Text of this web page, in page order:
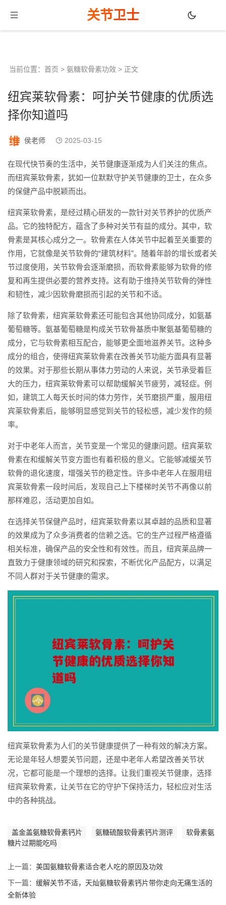
关节卫士
当前位置： 首页 > 氨糖软骨素功效 > 正文
纽宾莱软骨素：呵护关节健康的优质选
择你知道吗
侯老师 2025-03-15
在现代快节奏的生活中，关节健康逐渐成为人们关注的焦点。
而纽宾莱软骨素，犹如一位默默守护关节健康的卫士，在众多
的保健产品中脱颖而出。
纽宾莱软骨素，是经过精心研发的一款针对关节养护的优质产
品。它的独特配方，蕴含了多种对关节有益的成分。其中，软
骨素是其核心成分之一。软骨素在人体关节中起着至关重要的
作用，它就像是关节软骨的“建筑材料”。随着年龄的增长或者关
节过度使用，关节软骨会逐渐磨损，而软骨素能够为软骨的修
复和再生提供必要的营养支持。这有助于维持关节软骨的弹性
和韧性，减少因软骨磨损而引起的关节和不适。
除了软骨素，纽宾莱软骨素还可能包含其他协同成分，如氨基
葡萄糖等。氨基葡萄糖是构成关节软骨基质中聚氨基葡萄糖的
成分，它与软骨素相互配合，能够更全面地滋养关节。这种多
成分的组合，使得纽宾莱软骨素在改善关节功能方面具有显著
的效果。对于那些长期从事体力劳动的人来说，关节承受着巨
大的压力，纽宾莱软骨素可以帮助缓解关节疲劳，减轻症。例
如，建筑工人每天长时间的体力劳作，关节磨损严重，服用纽
宾莱软骨素后，能够明显感觉到关节的轻松感，减少发作的频
率。
对于中老年人而言，关节变是一个常见的健康问题。纽宾莱软
骨素在和缓解关节变方面也有着积极的意义。它能够减缓关节
软骨的退化速度，增强关节的稳定性。许多中老年人在服用纽
宾莱软骨素一段时间后，发现自己上下楼梯时关节不再像以前
那样难忍，活动更加自如。
在选择关节保健产品时，纽宾莱软骨素以其卓越的品质和显著
的效果成为了众多消费者的信赖之选。它的生产过程严格遵循
相关标准，确保产品的安全性和有效性。而且，纽宾莱品牌一
直致力于健康领域的研究和探索，不断优化产品配方，以满足
不同人群对于关节健康的需求。
纽宾莱软骨素为人们的关节健康提供了一种有效的解决方案。
无论是年轻人想要关节问题，还是中老年人希望改善关节状
况，它都可能是一个理想的选择。让我们重视关节健康，选择
纽宾莱软骨素，让关节在它的守护下保持活力，轻松应对生活
中的各种挑战。
盖金盖氨糖软骨素钙片 氨糖硫酸软骨素钙片测评
软骨素氨
糖片过期能吃吗
上一篇： 美国氨糖软骨素适合老人吃的原因及功效
下一篇： 缓解关节不适，天灿氨糖软骨素钙片带你走向无痛生活的
全新体验